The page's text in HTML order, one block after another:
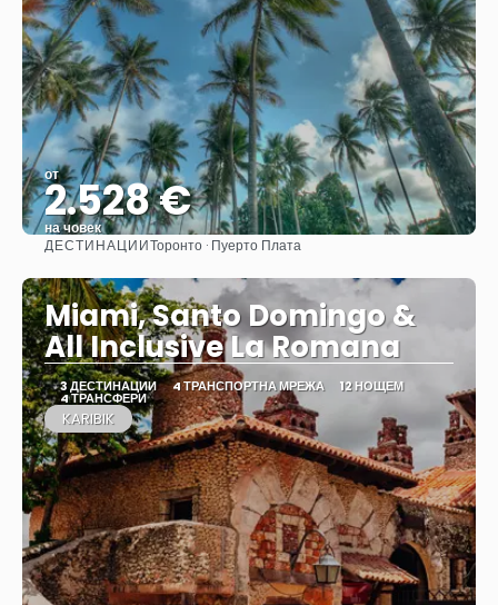
от
2.528 €
на човек
Вижте
ДЕСТИНАЦИИТоронто · Пуерто Плата
Miami, Santo Domingo &
All Inclusive La Romana
3 ДЕСТИНАЦИИ 4 ТРАНСПОРТНА МРЕЖА 12 НОЩЕМ
4 ТРАНСФЕРИ
KARIBIK